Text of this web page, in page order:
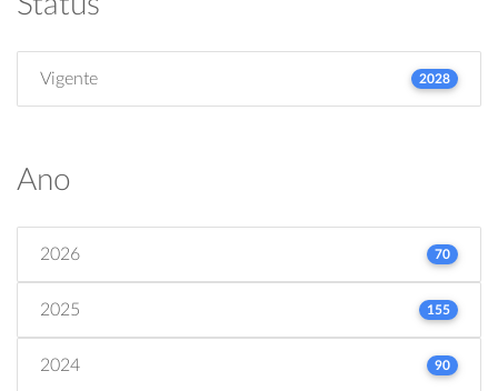
Vigente 2028
Ano
2026 70
2025 155
2024 90